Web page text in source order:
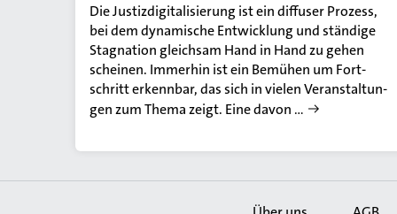
Die Jus­tiz­di­gi­ta­li­sie­rung ist ein dif­fu­ser Pro­zess,
bei dem dy­na­mi­sche Ent­wick­lung und stän­di­ge
Sta­gna­ti­on gleich­sam Hand in Hand zu gehen
schei­nen. Im­mer­hin ist ein Be­mü­hen um Fort­
schritt er­kenn­bar, das sich in vie­len Ver­an­stal­tun­
gen zum Thema zeigt. Eine davon …